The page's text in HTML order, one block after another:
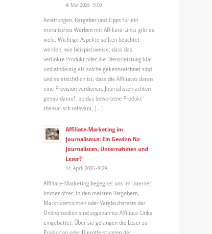
4. Mai 2026 - 9:00
Anleitungen, Ratgeber und Tipps für ein
moralisches Werben mit Affiliate-Links gibt es
viele. Wichtige Aspekte sollten beachtet
werden, wie beispielsweise, dass das
verlinkte Produkt oder die Dienstleistung klar
und eindeutig als solche gekennzeichnet sind
und es ersichtlich ist, dass die Affiliates daran
eine Provision verdienen. Journalisten achten
genau darauf, ob das beworbene Produkt
thematisch relevant, […]
Affiliate-Marketing im
Journalismus: Ein Gewinn für
Journalisten, Unternehmen und
Leser?
14. April 2026 - 8:29
Affiliate-Marketing begegnet uns im Internet
immer öfter. In den meisten Ratgebern,
Marktübersichten oder Vergleichstests der
Onlinemedien sind sogenannte Affiliate-Links
eingebettet. Über sie gelangen die Leser zu
Produkten oder Dienstleistungen der